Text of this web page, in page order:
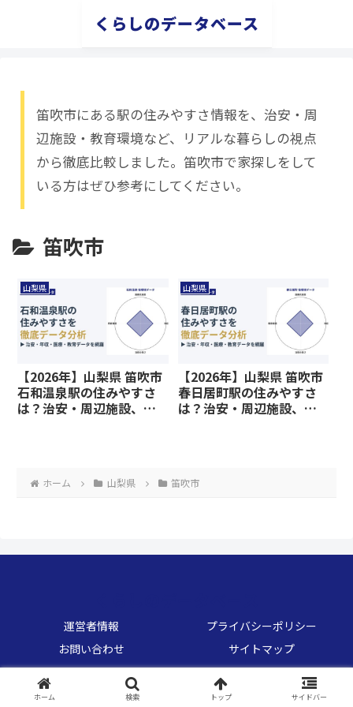
くらしのデータベース
笛吹市にある駅の住みやすさ情報を、治安・周
辺施設・教育環境など、リアルな暮らしの視点
から徹底比較しました。笛吹市で家探しをして
いる方はぜひ参考にしてください。
笛吹市
山梨県
【2026年】山梨県 笛吹市
石和温泉駅の住みやすさ
は？治安・周辺施設、教
山梨県
【2026年】山梨県 笛吹市
春日居町駅の住みやすさ
は？治安・周辺施設、教
ホーム 山梨県 笛吹市
運営者情報
プライバシーポリシー
お問い合わせ
サイトマップ
© 2026 くらしのデータベース.
ホーム 検索 トップ サイドバー